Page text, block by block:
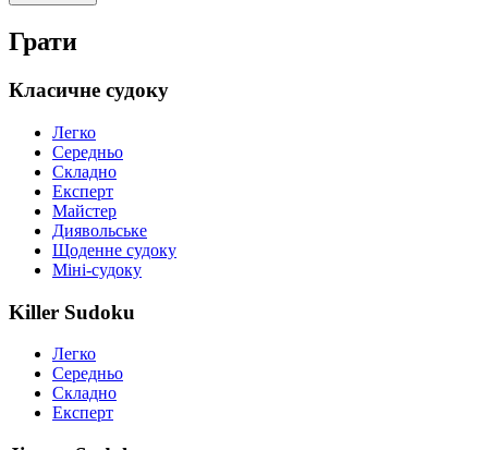
Грати
Класичне судоку
Легко
Середньо
Складно
Експерт
Майстер
Диявольське
Щоденне судоку
Міні-судоку
Killer Sudoku
Легко
Середньо
Складно
Експерт